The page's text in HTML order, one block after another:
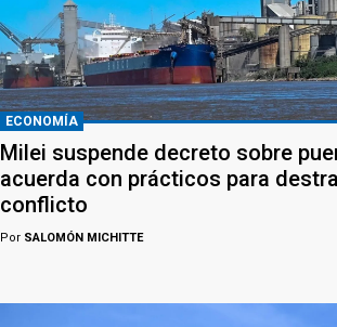
ECONOMÍA
Milei suspende decreto sobre
acuerda con prácticos para
conflicto
Por SALOMÓN MICHITTE